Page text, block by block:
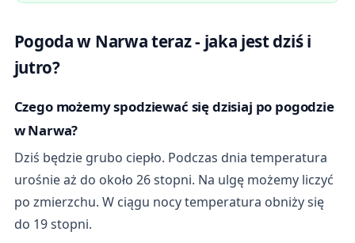
Pogoda w Narwa teraz - jaka jest dziś i
jutro?
Czego możemy spodziewać się dzisiaj po pogodzie
w Narwa?
Dziś będzie grubo ciepło. Podczas dnia temperatura
urośnie aż do około 26 stopni. Na ulgę możemy liczyć
po zmierzchu. W ciągu nocy temperatura obniży się
do 19 stopni.